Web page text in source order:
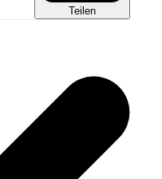
Teilen